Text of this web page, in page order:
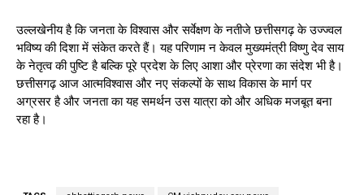
उल्लखेनीय है कि जनता के विश्वास और सर्वेक्षण के नतीजे छत्तीसगढ़ के उज्ज्वल
भविष्य की दिशा में संकेत करते हैं। यह परिणाम न केवल मुख्यमंत्री विष्णु देव साय
के नेतृत्व की पुष्टि है बल्कि पूरे प्रदेश के लिए आशा और प्रेरणा का संदेश भी है।
छत्तीसगढ़ आज आत्मविश्वास और नए संकल्पों के साथ विकास के मार्ग पर
अग्रसर है और जनता का यह समर्थन उस यात्रा को और अधिक मजबूत बना
रहा है।